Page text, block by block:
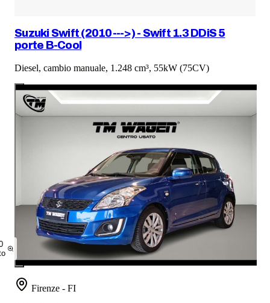
Suzuki Swift (2010--->) - Swift 1.3 DDiS 5
porte B-Cool
Diesel, cambio manuale, 1.248 cm³, 55kW (75CV)
Firenze - FI